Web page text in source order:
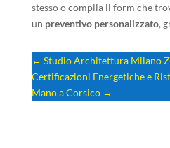
stesso o compila il form che
un preventivo personalizzato,
← Studio Architettura Milano
Certificazioni Energetiche e
Mano a Corsico→